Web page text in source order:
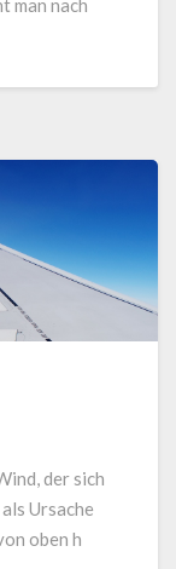
man nach
der sich
Ursache
oben h